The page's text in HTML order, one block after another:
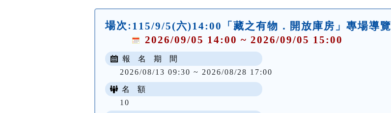
場次: 115/9/5(六)14:00「藏之有物．開放庫房」專場導覽
2026/09/05 14:00 ~ 2026/09/05 15:00
報 名 期 間
2026/08/13 09:30 ~ 2026/08/28 17:00
名 額
10